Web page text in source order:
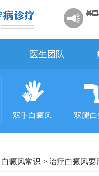
医生团队
双手白癜风 双腿
白癜风常识 > 治疗白癜风要